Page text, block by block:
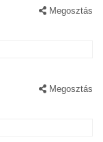
Megosztás
Megosztás